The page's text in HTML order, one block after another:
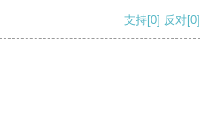
支持[0] 反对[0]